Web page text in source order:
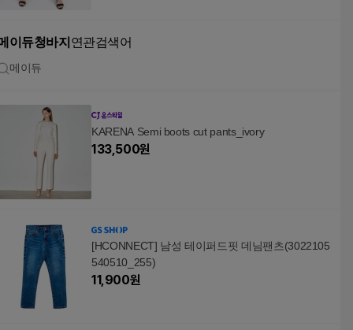
이듀청바지 연관검색어
메이듀
KARENA Semi boots cut pants_ivory
133,500원
[HCONNECT] 남성 테이퍼드핏 데님팬츠(3022105
540510_255)
11,900원